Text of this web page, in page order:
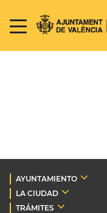
AYUNTAMIENTO
LA CIUDAD
TRÁMITES